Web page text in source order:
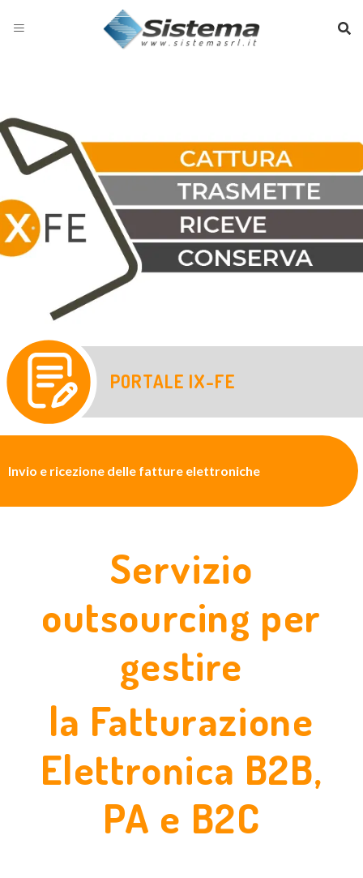
PORTALE IX-FE
Invio e ricezione delle fatture elettroniche
Servizio
outsourcing per
gestire
la Fatturazione
Elettronica B2B,
PA e B2C